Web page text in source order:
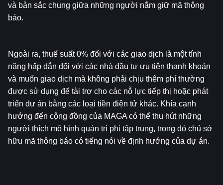
và bản sắc chung giữa những người nắm giữ mã thông
báo.
Ngoài ra, thuế suất 0% đối với các giao dịch là một tính
năng hấp dẫn đối với các nhà đầu tư ưu tiên thanh khoản
và muốn giao dịch mà không phải chịu thêm phí thường
được sử dụng để tài trợ cho các nỗ lực tiếp thị hoặc phát
triển dự án bằng các loại tiền điện tử khác. Khía cạnh
hướng đến cộng đồng của MAGA có thể thu hút những
người thích mô hình quản trị phi tập trung, trong đó chủ sở
hữu mã thông báo có tiếng nói về định hướng của dự án.